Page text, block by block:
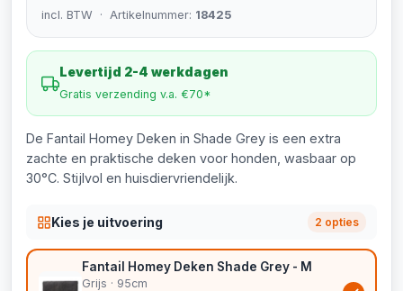
incl. BTW · Artikelnummer: 18425
Levertijd 2-4 werkdagen
Gratis verzending v.a. €70*
De Fantail Homey Deken in Shade Grey is een extra
zachte en praktische deken voor honden, wasbaar op
30°C. Stijlvol en huisdiervriendelijk.
Kies je uitvoering 2 opties
Fantail Homey Deken Shade Grey - M
Grijs · 95cm